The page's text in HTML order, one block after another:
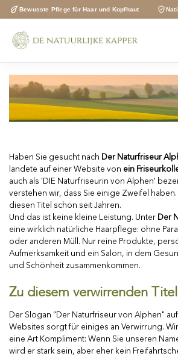
Zum
Inhalt
Bewusste Pflege für Haar und Kopfhaut
Haben Sie gesucht nach Der Naturfriseur
landete auf einer Website von ein
auch als 'DIE Naturfriseurin von Alphen'
verstehen wir, dass Sie einige Zweifel
diesen Titel schon seit Jahren.
Und das ist keine kleine Leistung. Unter Der
eine wirklich natürliche Haarpflege: ohne
oder anderen Müll. Nur reine Produkte,
Aufmerksamkeit und ein Salon, in dem
und Schönheit zusammenkommen.
Zu diesem verwirrenden
Der Slogan "Der Naturfriseur von Alphen"
Websites sorgt für einiges an Verwirrung.
eine Art Kompliment: Wenn Sie unseren
wird er stark sein, aber eher kein